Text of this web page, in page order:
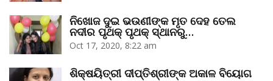
ନିଖୋଜ ଦୁଇ ଭଉଣୀଙ୍କ ମୃତ ଦେହ ତେଲ
ନଦୀର ପୃଥକ୍‌ ପୃଥକ୍‌ ସ୍ଥାନରୁ…
Oct 17, 2020, 8:22 am
ଶିକ୍ଷୟିତ୍ରୀ ଦୀପ୍ତିଶ୍ରୀଙ୍କ ଅକାଳ ବିୟୋଗ